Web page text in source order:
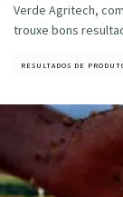
Verde Agritech,
trouxe bons
RESULTADOS DE